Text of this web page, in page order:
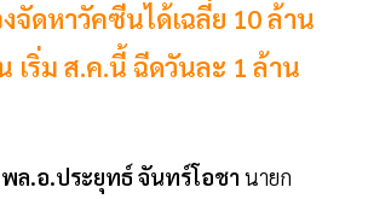
ดหาวัคซีนได้เฉลี่ย 10 ล้าน
เริ่ม ส.ค.นี้ ฉีดวันละ 1 ล้าน
พล.อ.ประยุทธ์ จันทร์โอชา นายก